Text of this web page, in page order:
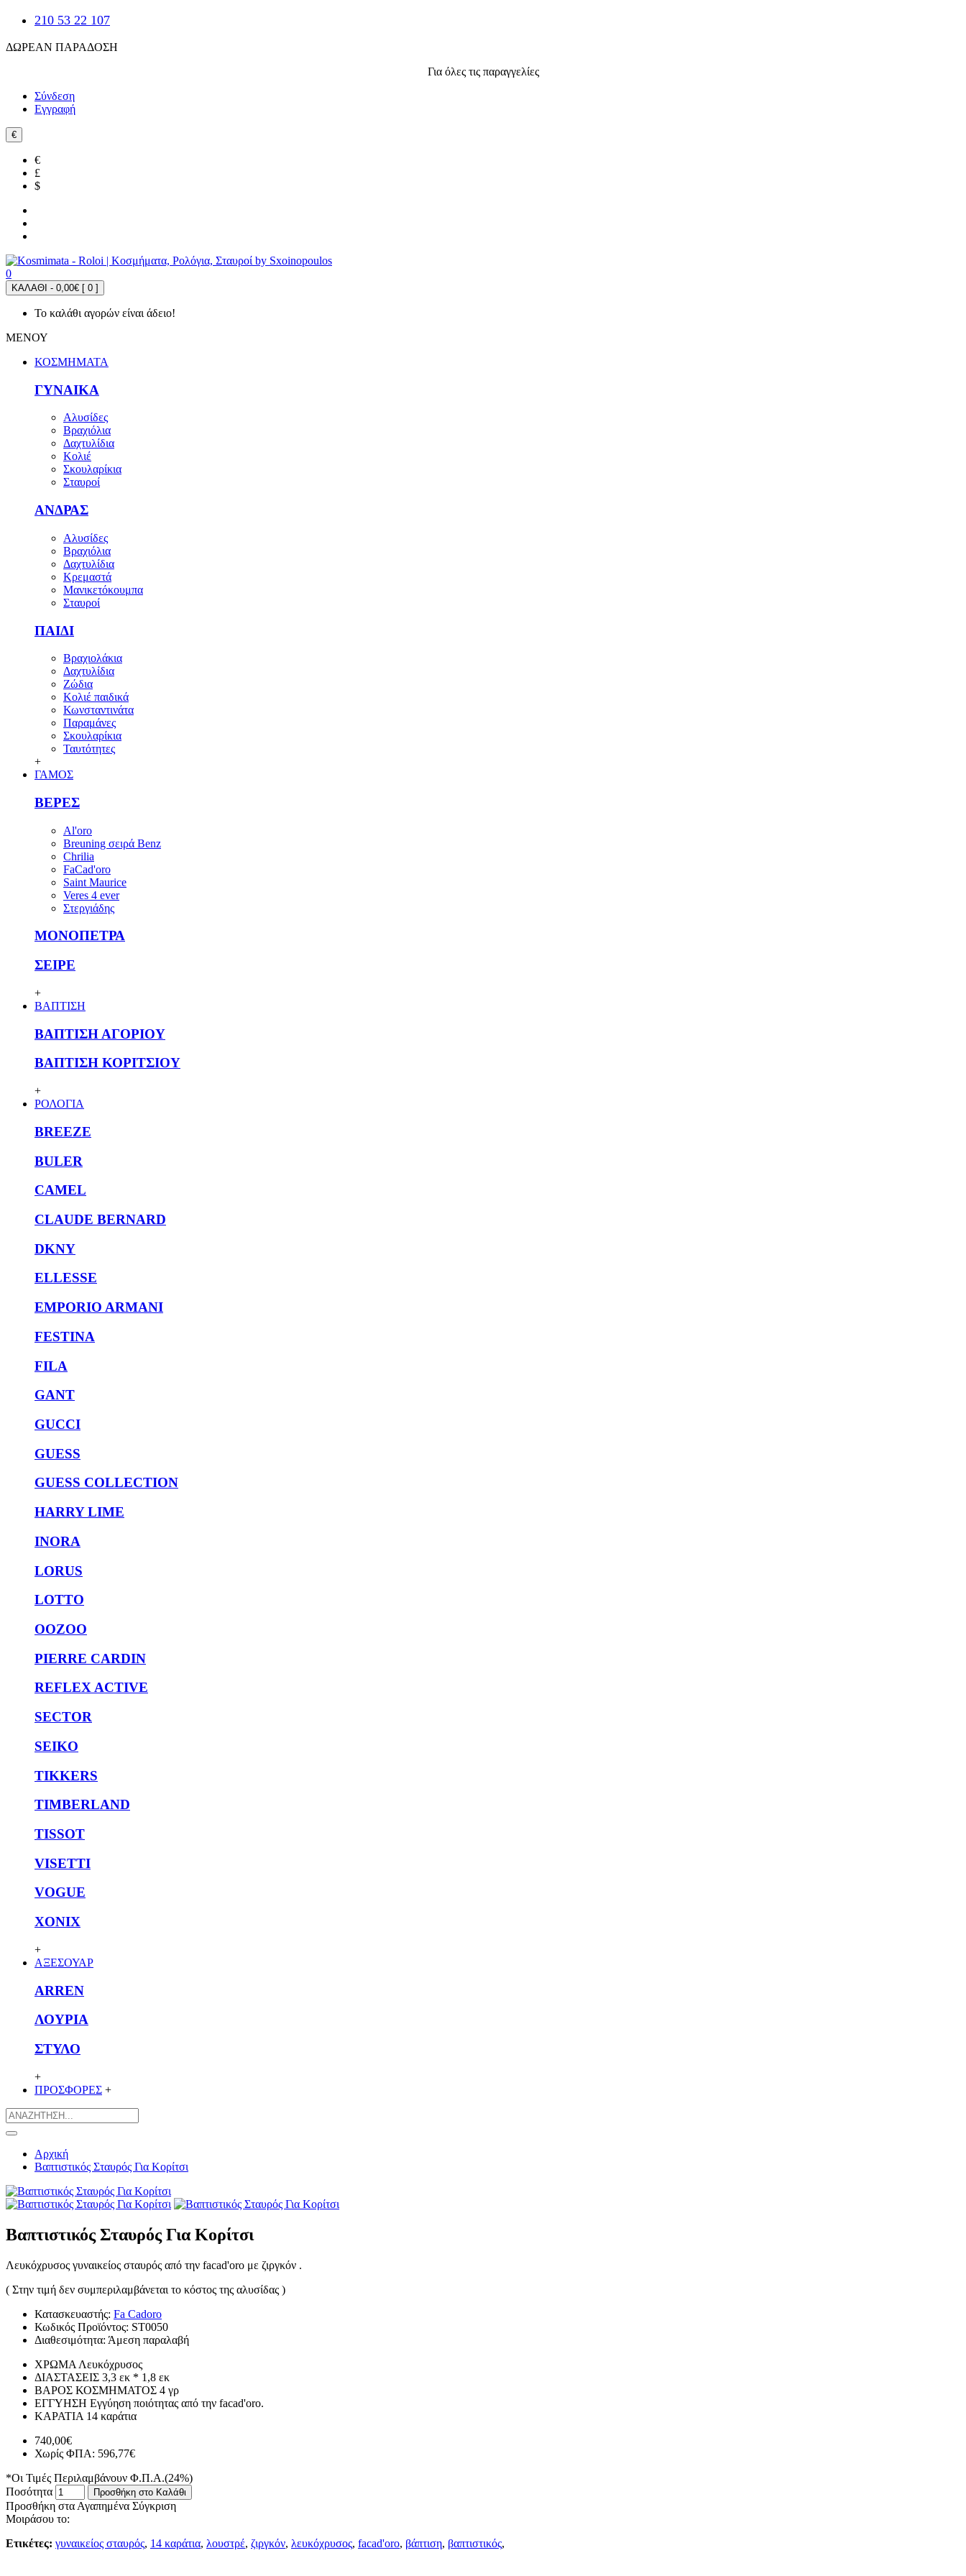
210 53 22 107
ΔΩΡΕΑΝ ΠΑΡΑΔΟΣΗ
Για όλες τις παραγγελίες
Σύνδεση
Εγγραφή
€
€
£
$
0
ΚΑΛΑΘΙ - 0,00€ [ 0 ]
Το καλάθι αγορών είναι άδειο!
ΜΕΝΟΥ
ΚΟΣΜΗΜΑΤΑ
ΓΥΝΑΙΚΑ
Αλυσίδες
Βραχιόλια
Δαχτυλίδια
Κολιέ
Σκουλαρίκια
Σταυροί
ΑΝΔΡΑΣ
Αλυσίδες
Βραχιόλια
Δαχτυλίδια
Κρεμαστά
Μανικετόκουμπα
Σταυροί
ΠΑΙΔΙ
Βραχιολάκια
Δαχτυλίδια
Ζώδια
Κολιέ παιδικά
Κωνσταντινάτα
Παραμάνες
Σκουλαρίκια
Ταυτότητες
+
ΓΑΜΟΣ
ΒΕΡΕΣ
Al'oro
Breuning σειρά Benz
Chrilia
FaCad'oro
Saint Maurice
Veres 4 ever
Στεργιάδης
ΜΟΝΟΠΕΤΡΑ
ΣΕΙΡΕ
+
ΒΑΠΤΙΣΗ
ΒΑΠΤΙΣΗ ΑΓΟΡΙΟΥ
ΒΑΠΤΙΣΗ ΚΟΡΙΤΣΙΟΥ
+
ΡΟΛΟΓΙΑ
BREEZE
BULER
CAMEL
CLAUDE BERNARD
DKNY
ELLESSE
EMPORIO ARMANI
FESTINA
FILA
GANT
GUCCI
GUESS
GUESS COLLECTION
HARRY LIME
INORA
LORUS
LOTTO
OOZOO
PIERRE CARDIN
REFLEX ACTIVE
SECTOR
SEIKO
TIKKERS
TIMBERLAND
TISSOT
VISETTI
VOGUE
XONIX
+
ΑΞΕΣΟΥΑΡ
ARREN
ΛΟΥΡΙΑ
ΣΤΥΛΟ
+
ΠΡΟΣΦΟΡΕΣ +
Αρχική
Βαπτιστικός Σταυρός Για Κορίτσι
Βαπτιστικός Σταυρός Για Κορίτσι
Λευκόχρυσος γυναικείος σταυρός από την facad'oro με ζιργκόν .
( Στην τιμή δεν συμπεριλαμβάνεται το κόστος της αλυσίδας )
Κατασκευαστής: Fa Cadoro
Κωδικός Προϊόντος: ST0050
Διαθεσιμότητα: Άμεση παραλαβή
ΧΡΩΜΑ Λευκόχρυσος
ΔΙΑΣΤΑΣΕΙΣ 3,3 εκ * 1,8 εκ
ΒΑΡΟΣ ΚΟΣΜΗΜΑΤΟΣ 4 γρ
ΕΓΓΥΗΣΗ Εγγύηση ποιότητας από την facad'oro.
ΚΑΡΑΤΙΑ 14 καράτια
740,00€
Χωρίς ΦΠΑ: 596,77€
*Οι Τιμές Περιλαμβάνουν Φ.Π.Α.(24%)
Ποσότητα
Προσθήκη στο Καλάθι
Προσθήκη στα Αγαπημένα Σύγκριση
Μοιράσου το:
Ετικέτες: γυναικείος σταυρός, 14 καράτια, λουστρέ, ζιργκόν, λευκόχρυσος, facad'oro, βάπτιση, βαπτιστικός,